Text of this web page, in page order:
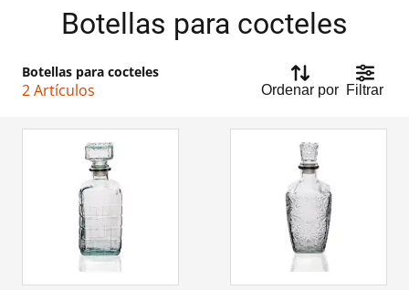
Botellas para cocteles
Botellas para cocteles
2 Artículos Ordenar por Filtrar